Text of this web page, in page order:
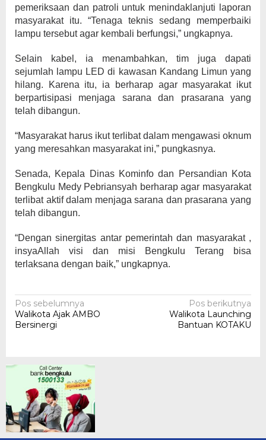
pemeriksaan dan patroli untuk menindaklanjuti laporan
masyarakat itu. “Tenaga teknis sedang memperbaiki
lampu tersebut agar kembali berfungsi,” ungkapnya.
Selain kabel, ia menambahkan, tim juga dapati
sejumlah lampu LED di kawasan Kandang Limun yang
hilang. Karena itu, ia berharap agar masyarakat ikut
berpartisipasi menjaga sarana dan prasarana yang
telah dibangun.
“Masyarakat harus ikut terlibat dalam mengawasi oknum
yang meresahkan masyarakat ini,” pungkasnya.
Senada, Kepala Dinas Kominfo dan Persandian Kota
Bengkulu Medy Pebriansyah berharap agar masyarakat
terlibat aktif dalam menjaga sarana dan prasarana yang
telah dibangun.
“Dengan sinergitas antar pemerintah dan masyarakat ,
insyaAllah visi dan misi Bengkulu Terang bisa
terlaksana dengan baik,” ungkapnya.
Navigasi
pos
Pos sebelumnya
Walikota Ajak AMBO
Bersinergi
Pos berikutnya
Walikota Launching
Bantuan KOTAKU